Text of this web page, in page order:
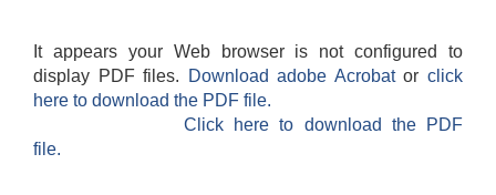
It appears your Web browser is not configured to
display PDF files.
Download adobe Acrobatorclick
here to download the PDF file.
Click here to download the PDF
file.